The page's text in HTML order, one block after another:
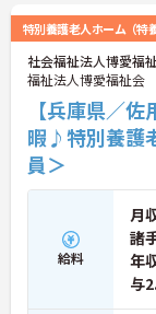
さい！
特別養護老人ホーム（特養
社会福祉法人博愛福
福祉法人博愛福祉会
【兵庫県／
暇♪特別養護
員＞
給料
月
諸
年
与